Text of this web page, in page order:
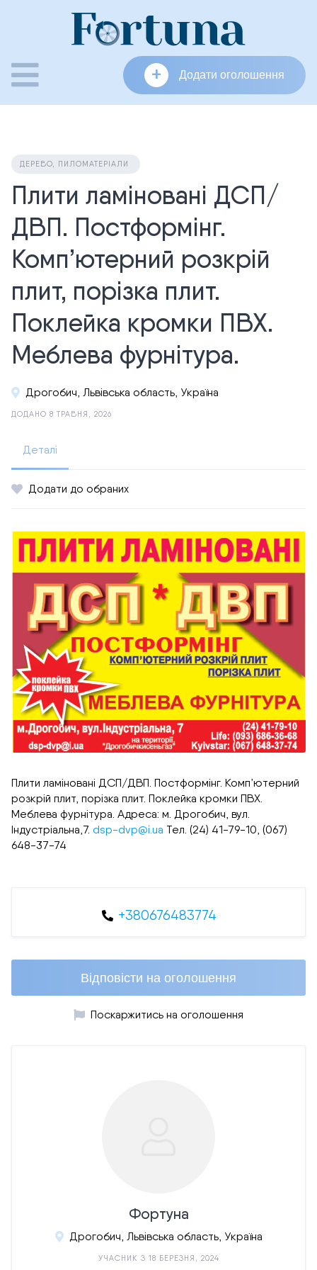
+ Додати оголошення
ДЕРЕВО, ПИЛОМАТЕРІАЛИ
Плити ламіновані ДСП/
ДВП. Постформінг.
Комп’ютерний розкрій
плит, порізка плит.
Поклейка кромки ПВХ.
Меблева фурнітура.
Дрогобич, Львівська область, Україна
ДОДАНО 8 ТРАВНЯ, 2026
Деталі
Додати до обраних
Плити ламіновані ДСП/ДВП. Постформінг. Комп’ютерний
розкрій плит, порізка плит. Поклейка кромки ПВХ.
Меблева фурнітура. Адреса: м. Дрогобич, вул.
Індустріальна,7. dsp-dvp@i.ua Тел. (24) 41-79-10, (067)
648-37-74
+380676483774
Відповісти на оголошення
Поскаржитись на оголошення
Фортуна
Дрогобич, Львівська область, Україна
УЧАСНИК З 18 БЕРЕЗНЯ, 2024